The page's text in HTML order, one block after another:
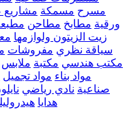
مسرح مسمكة مشاريع
ورقية مطابخ مطاحن
زيت الزيتون ولوازمها
سياقة نظري مفروشات
مكتب هندسي مكتبة ملابس
مواد بناء مواد تجميل
صناعية نادي رياضي
هدايا